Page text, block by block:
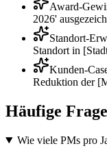
Award-
2026'
Standort-
Standort in
Kunden-
Reduktion der
Häufige
Wie viele PMs pro